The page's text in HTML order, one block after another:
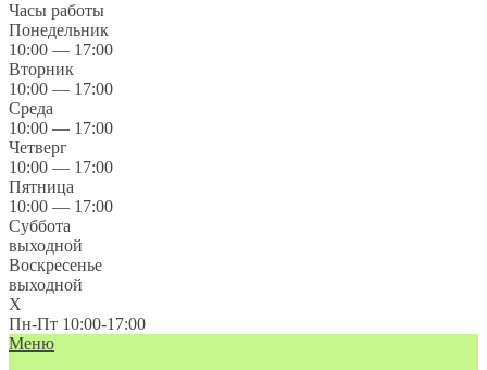
Часы работы
Понедельник
10:00 — 17:00
Вторник
10:00 — 17:00
Среда
10:00 — 17:00
Четверг
10:00 — 17:00
Пятница
10:00 — 17:00
Суббота
выходной
Воскресенье
выходной
X
Пн-Пт 10:00-17:00
Меню